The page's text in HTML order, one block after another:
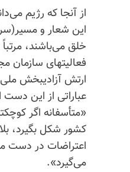
از آنجا که رژیم
این شعار و
خلق می‌باشند،
فعالیتهای سازمان
ارتش آزادیبخش
عباراتی از این دست
«متأسفانه اگر
کشور شکل بگیرد،
اعتراضات در دست
می‌گیرد».